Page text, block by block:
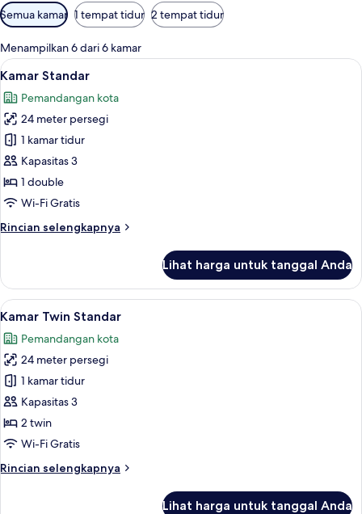
Filter
tersedia
untuk
kamar
Semua kamar 1 tempat tidur 2 tempat tidur
Menampilkan 6 dari 6 kamar
Lihat
semua
foto
untuk
Kamar
Standar
Seprai premium, selimut bulu angsa,
6
Kamar Standar
Pemandangan kota
24 meter persegi
1 kamar tidur
Kapasitas 3
1 double
Wi-Fi Gratis
Rincian selengkapnya
Rincian
Kamar
Standar
Lihat harga untuk tanggal Anda
Lihat
semua
foto
untuk
Kamar
Twin
Standar
Kamar Twin Standar | Seprai
7
Kamar Twin Standar
Pemandangan kota
24 meter persegi
1 kamar tidur
Kapasitas 3
2 twin
Wi-Fi Gratis
Rincian selengkapnya
Rincian
Lihat harga untuk tanggal Anda